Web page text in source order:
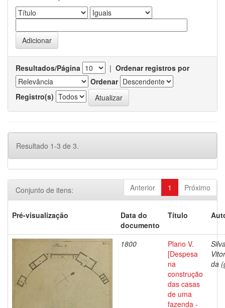
Resultados/Página | Ordenar registros por
Ordenar
Registro(s)
Resultado 1-3 de 3.
Anterior 1 Próximo
Conjunto de itens:
Pré-visualização
Data do
documento
Título
1800
Plano V.
[Despesa
na
construção
das casas
de uma
fazenda -
da